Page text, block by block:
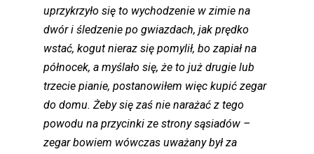
uprzykrzyło się to wychodzenie w zimie na
dwór i śledzenie po gwiazdach, jak prędko
wstać, kogut nieraz się pomylił, bo zapiał na
północek, a myślało się, że to już drugie lub
trzecie pianie, postanowiłem więc kupić zegar
do domu. Żeby się zaś nie narażać z tego
powodu na przycinki ze strony sąsiadów –
zegar bowiem wówczas uważany był za